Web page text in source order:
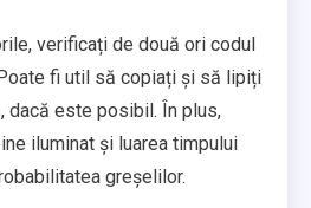
verificați de două ori codul
fi util să copiați și să lipiți
dacă este posibil. În plus,
iluminat și luarea timpului
greșelilor.